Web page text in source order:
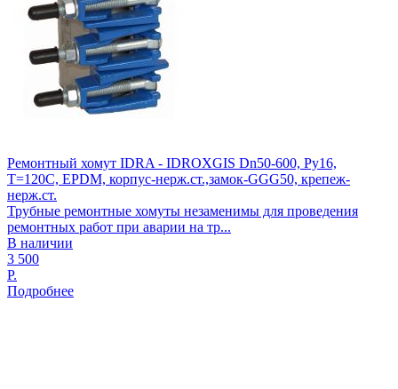
Ремонтный хомут IDRA - IDROXGIS Dn50-600, Ру16,
Т=120С, EPDM, корпус-нерж.ст.,замок-GGG50, крепеж-
нерж.ст.
Трубные ремонтные хомуты незаменимы для проведения
ремонтных работ при аварии на тр...
В наличии
3 500
Р.
Подробнее